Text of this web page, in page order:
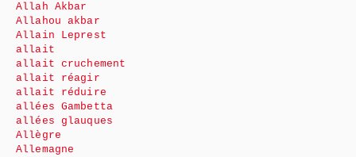
Allah Akbar
Allahou akbar
Allain Leprest
allait
allait cruchement
allait réagir
allait réduire
allées Gambetta
allées glauques
Allègre
Allemagne